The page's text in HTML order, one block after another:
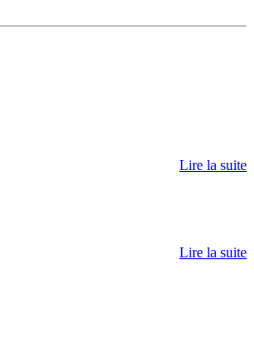
Lire la suite
Lire la suite